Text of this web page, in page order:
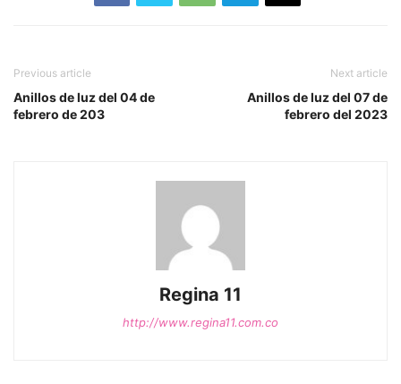
Previous article
Anillos de luz del 04 de
febrero de 203
Next article
Anillos de luz del 07 de
febrero del 2023
Regina 11
http://www.regina11.com.co